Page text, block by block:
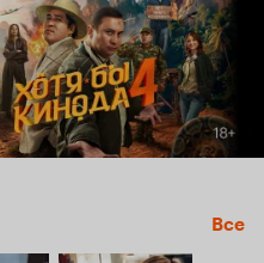
Все